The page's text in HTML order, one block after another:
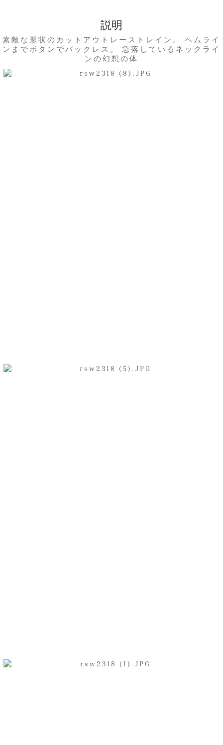
説明
素敵な形状のカットアウトレーストレイン。 ヘムライ
ンまでボタンでバックレス。 急落しているネックライ
ンの幻想の体